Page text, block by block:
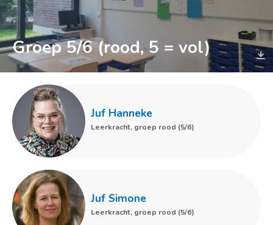
Menu:
Home
Ons onderwijs
Ons team
Ouderbetrokkenheid
Praktische informatie
Groep 5/6 (rood, 5 = vol)
Juf Hanneke
Leerkracht, groep rood (5/6)
Juf Simone
Leerkracht, groep rood (5/6)